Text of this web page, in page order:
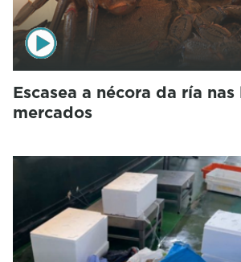
Escasea a nécora da ría
mercados